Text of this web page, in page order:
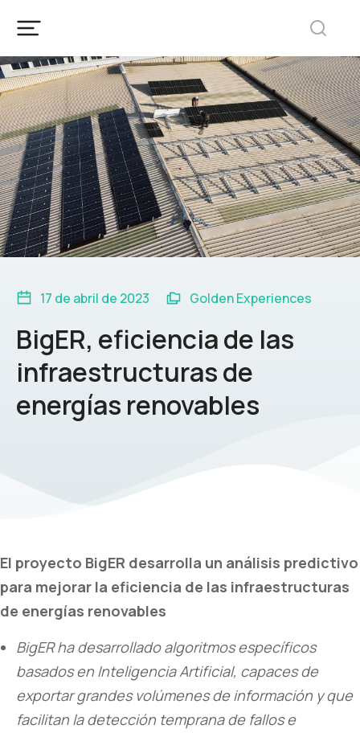
17 de abril de 2023 Golden Experiences
BigER, eficiencia de las
infraestructuras de
energías renovables
El proyecto BigER desarrolla un análisis predictivo
para mejorar la eficiencia de las infraestructuras
de energías renovables
BigER ha desarrollado algoritmos específicos
basados en Inteligencia Artificial, capaces de
exportar grandes volúmenes de información y que
facilitan la detección temprana de fallos e